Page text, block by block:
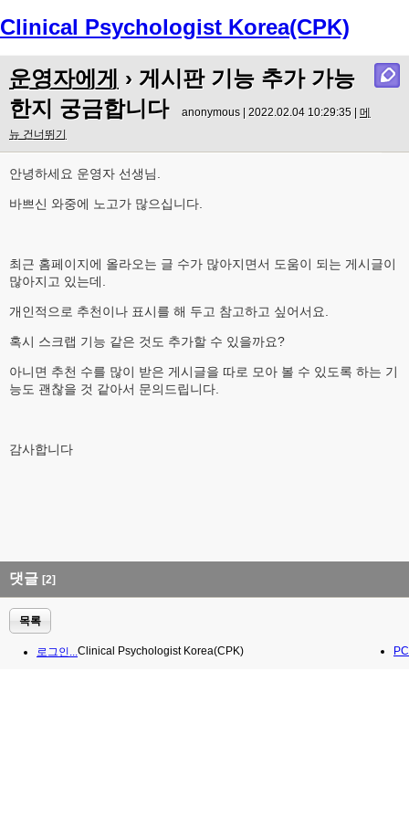
Clinical Psychologist Korea(CPK)
Menu
운영자에게 › 게시판 기능 추가 가능
한지 궁금합니다
anonymous | 2022.02.04 10:29:35 | 메
뉴 건너뛰기
안녕하세요 운영자 선생님.
바쁘신 와중에 노고가 많으십니다.
최근 홈페이지에 올라오는 글 수가 많아지면서 도움이 되는 게시글이
많아지고 있는데.
개인적으로 추천이나 표시를 해 두고 참고하고 싶어서요.
혹시 스크랩 기능 같은 것도 추가할 수 있을까요?
아니면 추천 수를 많이 받은 게시글을 따로 모아 볼 수 있도록 하는 기
능도 괜찮을 것 같아서 문의드립니다.
감사합니다
댓글 [2]
목록
로그인... PC
Clinical Psychologist Korea(CPK)